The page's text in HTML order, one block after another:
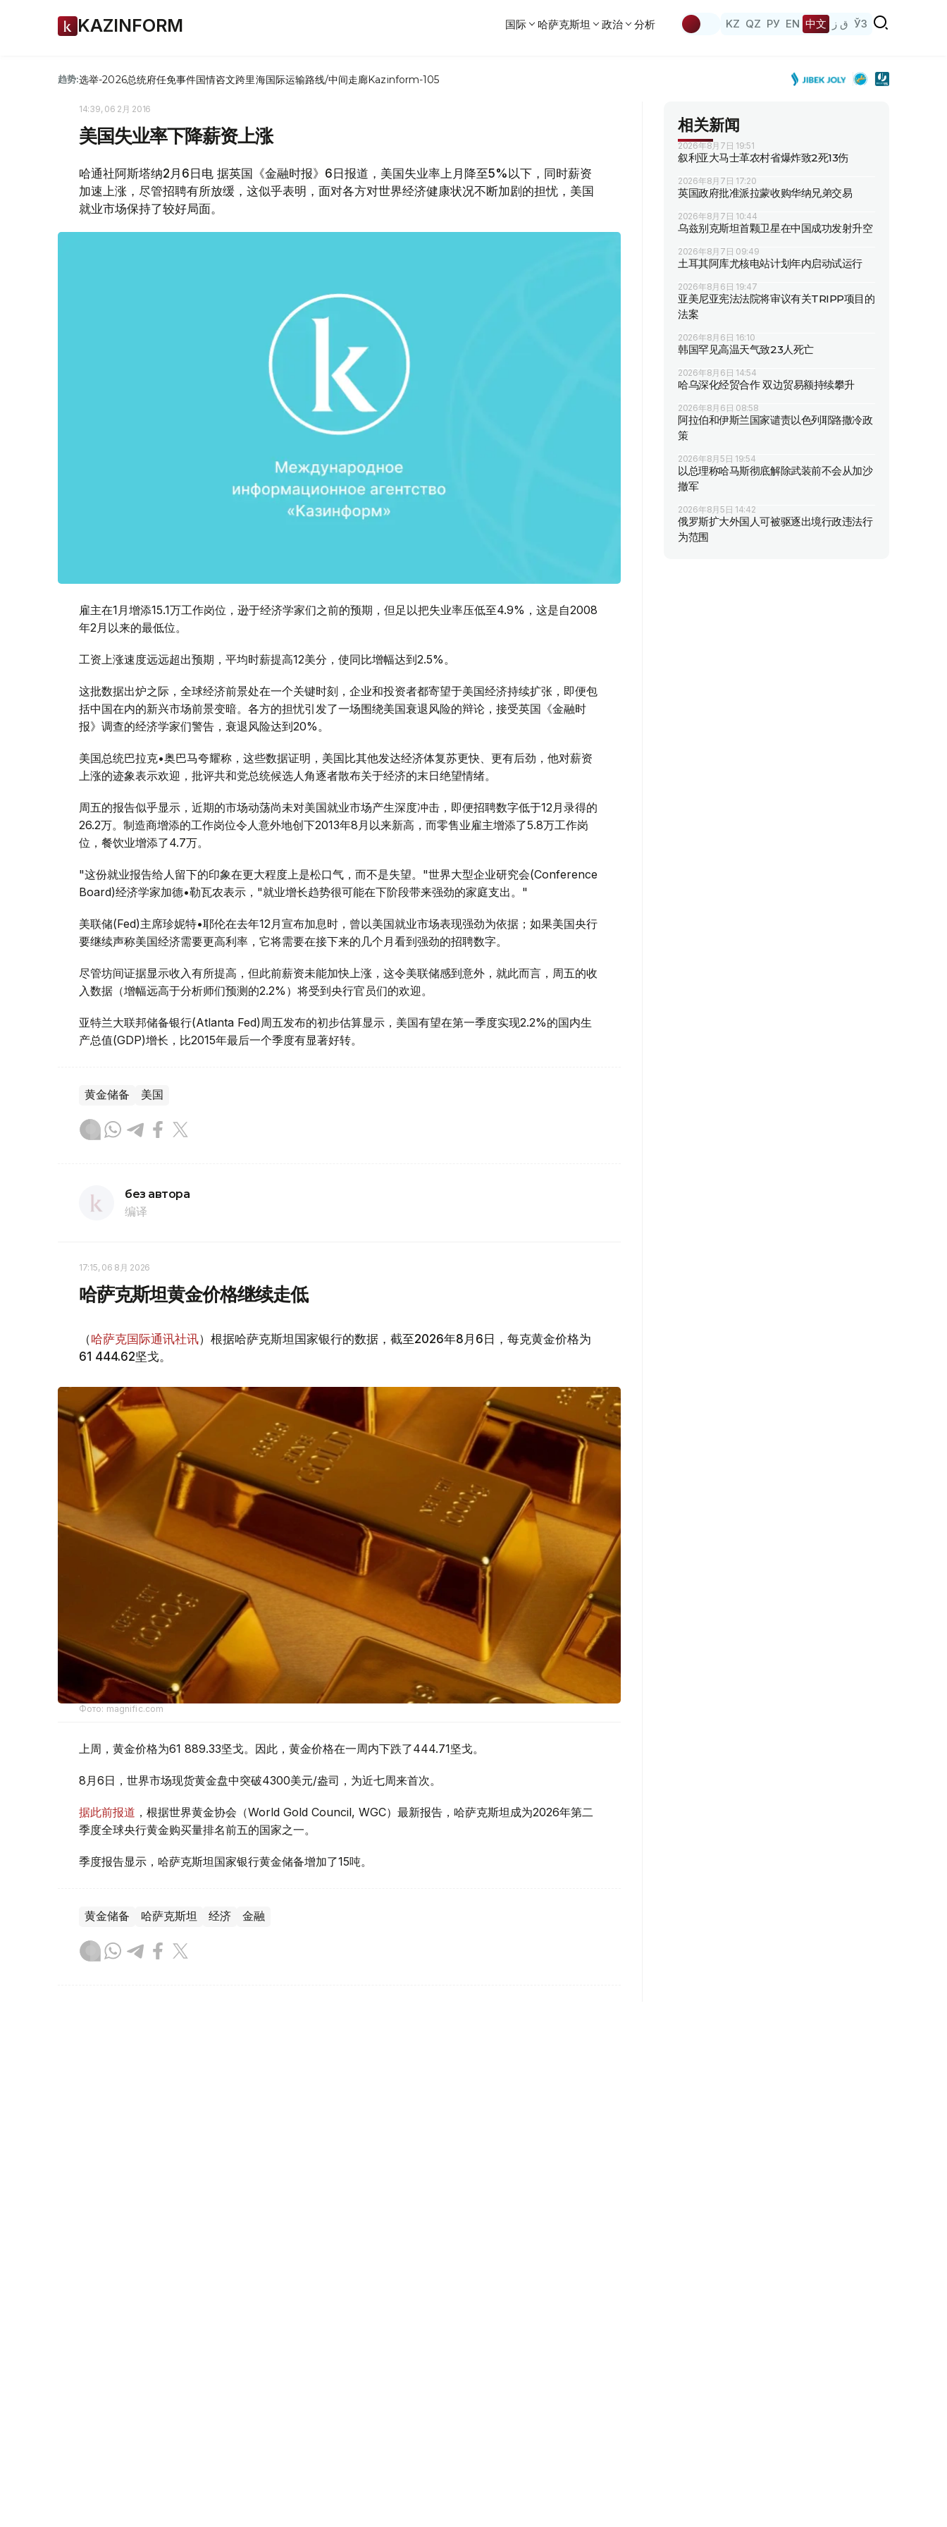
KAZINFORM 国际 哈萨克斯坦 政治 分析 KZ QZ РУ EN 中文 ق ز ЎЗ
趋势:选举-2026总统府任免事件国情咨文跨里海国际运输路线/中间走廊Kazinform-105
14:39, 06 2月 2016
美国失业率下降薪资上涨
哈通社阿斯塔纳2月6日电 据英国《金融时报》6日报道，美国失业率上月降至5%以下，同时薪资
加速上涨，尽管招聘有所放缓，这似乎表明，面对各方对世界经济健康状况不断加剧的担忧，美国
就业市场保持了较好局面。
雇主在1月增添15.1万工作岗位，逊于经济学家们之前的预期，但足以把失业率压低至4.9%，这是自2008
年2月以来的最低位。
工资上涨速度远远超出预期，平均时薪提高12美分，使同比增幅达到2.5%。
这批数据出炉之际，全球经济前景处在一个关键时刻，企业和投资者都寄望于美国经济持续扩张，即便包
括中国在内的新兴市场前景变暗。各方的担忧引发了一场围绕美国衰退风险的辩论，接受英国《金融时
报》调查的经济学家们警告，衰退风险达到20%。
美国总统巴拉克•奥巴马夸耀称，这些数据证明，美国比其他发达经济体复苏更快、更有后劲，他对薪资
上涨的迹象表示欢迎，批评共和党总统候选人角逐者散布关于经济的末日绝望情绪。
周五的报告似乎显示，近期的市场动荡尚未对美国就业市场产生深度冲击，即便招聘数字低于12月录得的
26.2万。制造商增添的工作岗位令人意外地创下2013年8月以来新高，而零售业雇主增添了5.8万工作岗
位，餐饮业增添了4.7万。
"这份就业报告给人留下的印象在更大程度上是松口气，而不是失望。"世界大型企业研究会(Conference
Board)经济学家加德•勒瓦农表示，"就业增长趋势很可能在下阶段带来强劲的家庭支出。"
美联储(Fed)主席珍妮特•耶伦在去年12月宣布加息时，曾以美国就业市场表现强劲为依据；如果美国央行
要继续声称美国经济需要更高利率，它将需要在接下来的几个月看到强劲的招聘数字。
尽管坊间证据显示收入有所提高，但此前薪资未能加快上涨，这令美联储感到意外，就此而言，周五的收
入数据（增幅远高于分析师们预测的2.2%）将受到央行官员们的欢迎。
亚特兰大联邦储备银行(Atlanta Fed)周五发布的初步估算显示，美国有望在第一季度实现2.2%的国内生
产总值(GDP)增长，比2015年最后一个季度有显著好转。
黄金储备 美国
без автора
编译
17:15, 06 8月 2026
哈萨克斯坦黄金价格继续走低
（哈萨克国际通讯社讯）根据哈萨克斯坦国家银行的数据，截至2026年8月6日，每克黄金价格为
61 444.62坚戈。
Фото: magnific.com
上周，黄金价格为61 889.33坚戈。因此，黄金价格在一周内下跌了444.71坚戈。
8月6日，世界市场现货黄金盘中突破4300美元/盎司，为近七周来首次。
据此前报道 ，根据世界黄金协会（World Gold Council, WGC）最新报告，哈萨克斯坦成为2026年第二
季度全球央行黄金购买量排名前五的国家之一。
季度报告显示，哈萨克斯坦国家银行黄金储备增加了15吨。
黄金储备 哈萨克斯坦 经济 金融
相关新闻
2026年8月7日 19:51
叙利亚大马士革农村省爆炸致2死13伤
2026年8月7日 17:20
英国政府批准派拉蒙收购华纳兄弟交易
2026年8月7日 10:44
乌兹别克斯坦首颗卫星在中国成功发射升空
2026年8月7日 09:49
土耳其阿库尤核电站计划年内启动试运行
2026年8月6日 19:47
亚美尼亚宪法法院将审议有关TRIPP项目的
法案
2026年8月6日 16:10
韩国罕见高温天气致23人死亡
2026年8月6日 14:54
哈乌深化经贸合作 双边贸易额持续攀升
2026年8月6日 08:58
阿拉伯和伊斯兰国家谴责以色列耶路撒冷政
策
2026年8月5日 19:54
以总理称哈马斯彻底解除武装前不会从加沙
撤军
2026年8月5日 14:42
俄罗斯扩大外国人可被驱逐出境行政违法行
为范围